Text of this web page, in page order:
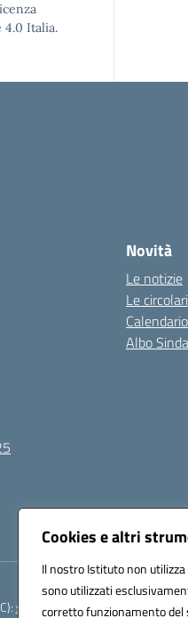
Cookies e altri
Il nostro Istituto non
sono utilizzati
corretto funzionamento del
4.0 Italia.
Novità
Le notizie
Le circolari
Albo
saic81300d@pec.istruzione.it